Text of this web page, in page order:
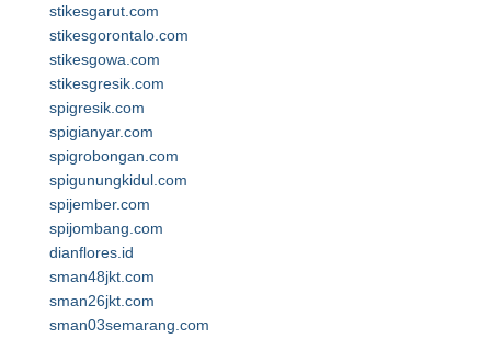
stikesgarut.com
stikesgorontalo.com
stikesgowa.com
stikesgresik.com
spigresik.com
spigianyar.com
spigrobongan.com
spigunungkidul.com
spijember.com
spijombang.com
dianflores.id
sman48jkt.com
sman26jkt.com
sman03semarang.com